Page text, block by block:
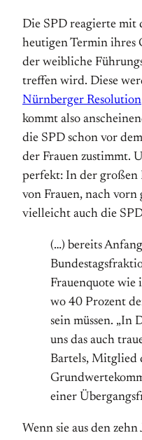
Die SPD reagierte
heutigen Termin ihres
der weibliche
treffen wird. Diese
Nürnberger Resolution
kommt also
die SPD schon vor
der Frauen zustimmt.
perfekt: In der großen
von Frauen, nach vorn
vielleicht auch die
(…) bereits
Frauenquote wie
wo 40 Prozent
sein müssen. „In
uns das auch
Bartels, Mitglied
einer
Wenn sie aus den